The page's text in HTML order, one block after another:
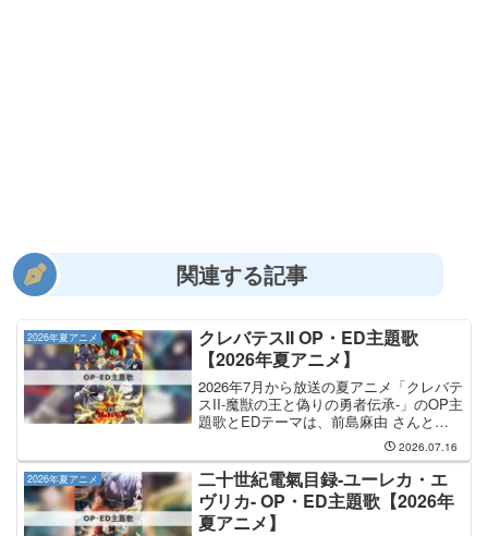
関連する記事
2026年夏アニメ
クレバテスII OP・ED主題歌
【2026年夏アニメ】
2026年7月から放送の夏アニメ「クレバテ
スII-魔獣の王と偽りの勇者伝承-」のOP主
題歌とEDテーマは、前島麻由 さんと
MYTH & ROID さんが担当します。OP主
題歌を手掛けるのは1期に引き続き 前島
麻由 さんで、そのOP主題歌の...
2026.07.16
2026年夏アニメ
二十世紀電氣目録-ユーレカ・エ
ヴリカ- OP・ED主題歌【2026年
夏アニメ】